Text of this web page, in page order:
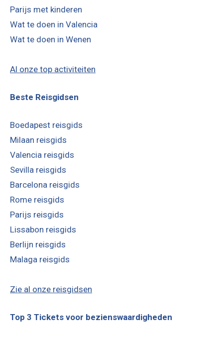
Parijs met kinderen
Wat te doen in Valencia
Wat te doen in Wenen
Al onze top activiteiten
Beste Reisgidsen
Boedapest reisgids
Milaan reisgids
Valencia reisgids
Sevilla reisgids
Barcelona reisgids
Rome reisgids
Parijs reisgids
Lissabon reisgids
Berlijn reisgids
Malaga reisgids
Zie al onze reisgidsen
Top 3 Tickets voor bezienswaardigheden